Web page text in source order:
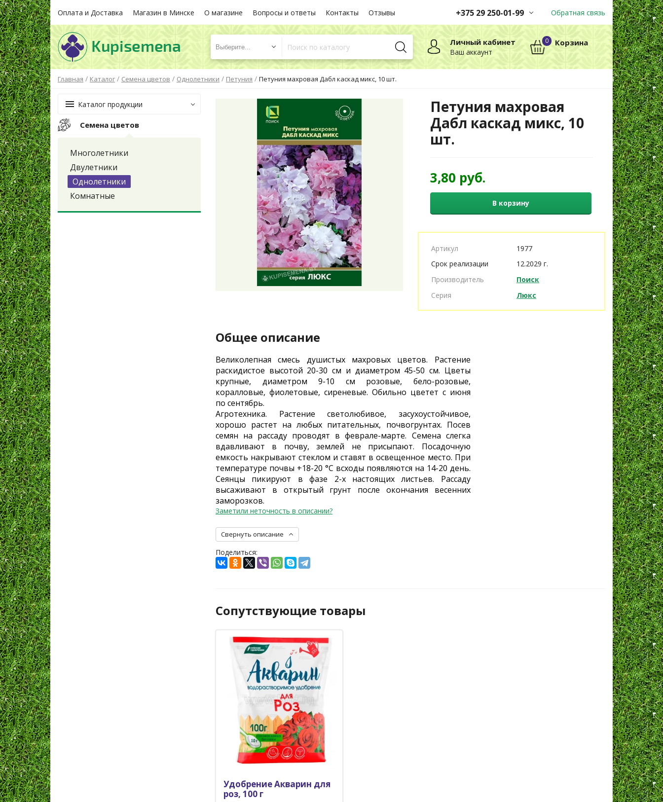
Оплата и Доставка Магазин в Минске О магазине Вопросы и ответы Контакты Отзывы +375 29 250-01-99
автоматически через корзину
круглосуточно без выходных
Обратная связь
Выберите... Личный кабинет
Ваш аккаунт
0 Корзина
Главная / Каталог / Семена цветов / Однолетники / Петуния / Петуния махровая Дабл каскад микс, 10 шт.
Каталог продукции
Семена цветов
Многолетники
Двулетники
Однолетники
Комнатные
Петуния махровая
Дабл каскад микс, 10
шт.
3,80 руб.
В корзину
Артикул
1977
Срок реализации
12.2029 г.
Производитель
Поиск
Серия
Люкс
Общее описание
Великолепная смесь душистых махровых цветов. Растение
раскидистое высотой 20-30 см и диаметром 45-50 см. Цветы
крупные, диаметром 9-10 см розовые, бело-розовые,
коралловые, фиолетовые, сиреневые. Обильно цветет с июня
по сентябрь.
Агротехника. Растение светолюбивое, засухоустойчивое,
хорошо растет на любых питательных, почвогрунтах. Посев
семян на рассаду проводят в феврале-марте. Семена слегка
вдавливают в почву, землей не присыпают. Посадочную
емкость накрывают стеклом и ставят в освещенное место. При
температуре почвы +18-20 °С всходы появляются на 14-20 день.
Сеянцы пикируют в фазе 2-х настоящих листьев. Рассаду
высаживают в открытый грунт после окончания весенних
заморозков.
Заметили неточность в описании?
Свернуть описание
Поделиться:
Сопутствующие товары
Удобрение Акварин для
роз, 100 г